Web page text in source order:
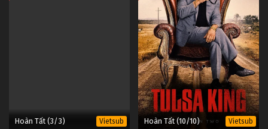
Hoàn Tất (3/3) Vietsub Hoàn Tất (10/10) Vietsub